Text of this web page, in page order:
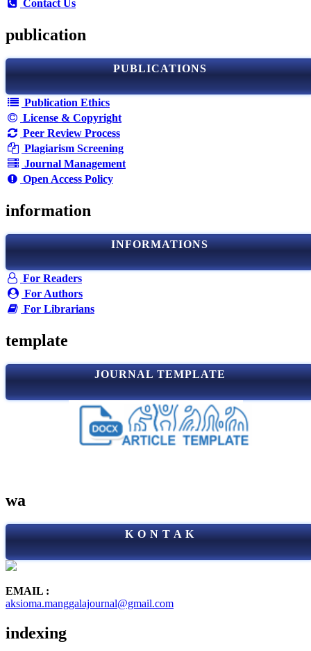
Contact Us
publication
PUBLICATIONS
Publication Ethics
License & Copyright
Peer Review Process
Plagiarism Screening
Journal Management
Open Access Policy
information
INFORMATIONS
For Readers
For Authors
For Librarians
template
JOURNAL TEMPLATE
wa
K O N T A K
EMAIL :
aksioma.manggalajournal@gmail.com
indexing